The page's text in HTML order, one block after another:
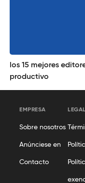
los 15 mejores
productivo
EMPRESA
Sobre nosotros
Anúnciese en
Contacto
LEGAL